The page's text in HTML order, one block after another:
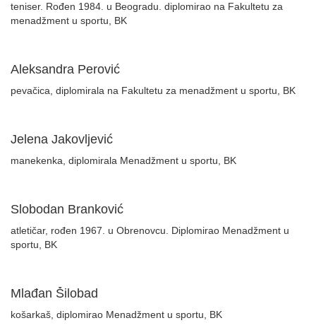
teniser. Rođen 1984. u Beogradu. diplomirao na Fakultetu za
menadžment u sportu, BK
Aleksandra Perović
pevačica, diplomirala na Fakultetu za menadžment u sportu, BK
Jelena Jakovljević
manekenka, diplomirala Menadžment u sportu, BK
Slobodan Branković
atletičar, rođen 1967. u Obrenovcu. Diplomirao Menadžment u
sportu, BK
Mlađan Šilobad
košarkaš, diplomirao Menadžment u sportu, BK